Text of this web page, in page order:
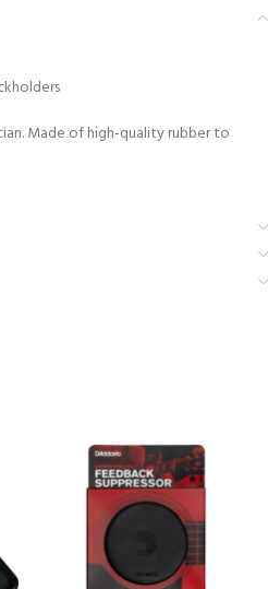
Made of high-quality rubber to